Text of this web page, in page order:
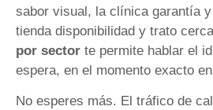
sabor visual, la clínica garantía
tienda disponibilidad y trato
por sector te permite hablar el
espera, en el momento exacto
No esperes más. El tráfico de